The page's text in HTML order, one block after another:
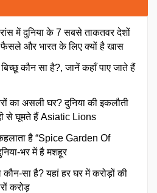
में दुनिया के 7 सबसे ताकतवर देशों
और भारत के लिए क्यों है खास
कौन सा है?, जानें कहाँ पाए जाते हैं
का असली घर? दुनिया की इकलौती
से घूमते हैं Asiatic Lions
है “Spice Garden Of
भर में है मशहूर
सा है? यहां हर घर में करोड़ों की
करोड़